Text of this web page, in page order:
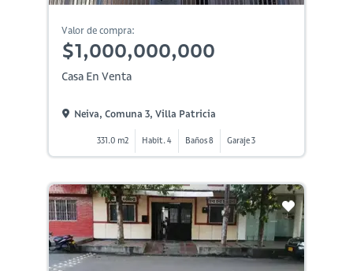
Valor de compra:
$1,000,000,000
Casa En Venta
Neiva, Comuna 3, Villa Patricia
331.0 m2 Habit. 4 Baños 8 Garaje 3